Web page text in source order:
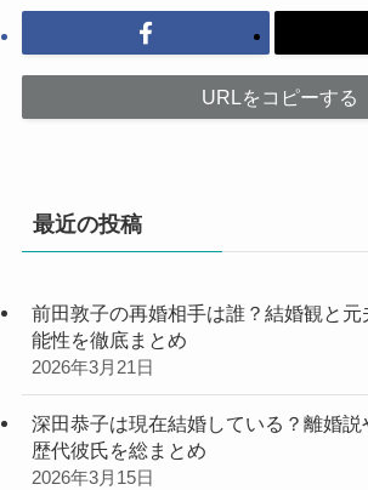
URLをコピーする
最近の投稿
前田敦子の再婚相手は誰？結婚観と
能性を徹底まとめ
2026年3月21日
深田恭子は現在結婚している？離婚説
歴代彼氏を総まとめ
2026年3月15日